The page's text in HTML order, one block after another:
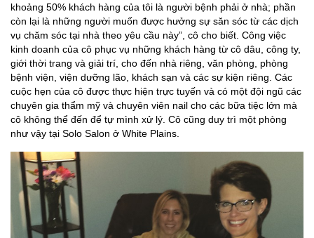
khoảng 50% khách hàng của tôi là người bệnh phải ở nhà; phần
còn lại là những người muốn được hưởng sự săn sóc từ các dịch
vụ chăm sóc tại nhà theo yêu cầu này”, cô cho biết. Công việc
kinh doanh của cô phục vụ những khách hàng từ cô dâu, công ty,
giới thời trang và giải trí, cho đến nhà riêng, văn phòng, phòng
bệnh viện, viện dưỡng lão, khách sạn và các sự kiện riêng. Các
cuộc hẹn của cô được thực hiện trực tuyến và có một đội ngũ các
chuyên gia thẩm mỹ và chuyên viên nail cho các bữa tiệc lớn mà
cô không thể đến để tự mình xử lý. Cô cũng duy trì một phòng
như vậy tại Solo Salon ở White Plains.